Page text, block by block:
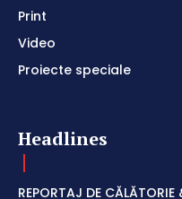
Print
Video
Proiecte speciale
Headlines
REPORTAJ DE